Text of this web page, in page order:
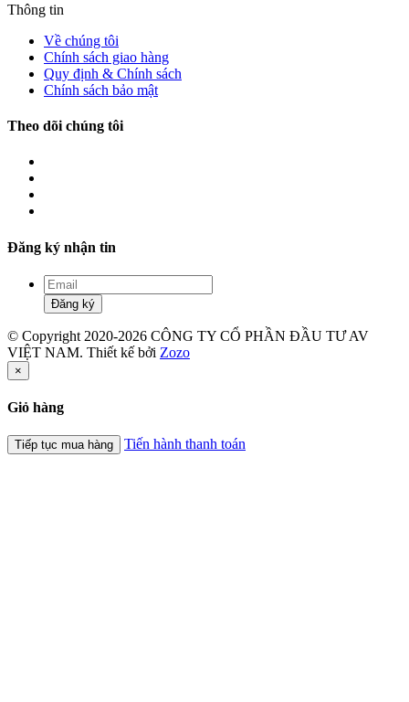
Thông tin
Về chúng tôi
Chính sách giao hàng
Quy định & Chính sách
Chính sách bảo mật
Theo dõi chúng tôi
Đăng ký nhận tin
Đăng ký
© Copyright 2020-2026 CÔNG TY CỔ PHẦN ĐẦU TƯ AV
VIỆT NAM. Thiết kế bởi Zozo
×
Giỏ hàng
Tiếp tục mua hàng Tiến hành thanh toán